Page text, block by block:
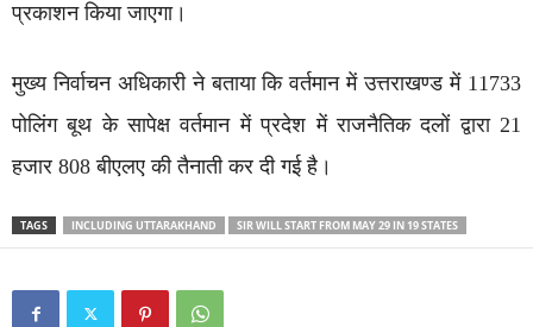
प्रकाशन किया जाएगा।
मुख्य निर्वाचन अधिकारी ने बताया कि वर्तमान में उत्तराखण्ड में 11733
पोलिंग बूथ के सापेक्ष वर्तमान में प्रदेश में राजनैतिक दलों द्वारा 21
हजार 808 बीएलए की तैनाती कर दी गई है।
TAGS INCLUDING UTTARAKHAND SIR WILL START FROM MAY 29 IN 19 STATES